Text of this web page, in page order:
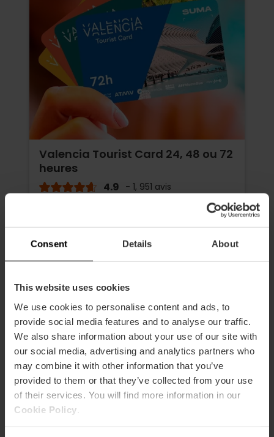
Consent Details About
This website uses cookies
We use cookies to personalise content and ads, to
provide social media features and to analyse our traffic.
We also share information about your use of our site with
our social media, advertising and analytics partners who
may combine it with other information that you’ve
provided to them or that they’ve collected from your use
of their services. You will find more information in our
Cookie Policy
Valencia Tourist Card 24, 48 ou 72
heures
4.9 - 1, 951 avis